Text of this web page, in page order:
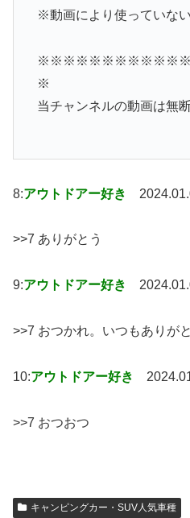
※動画により使っていな
※
当チャンネルの動画は無
8:アウトドアー好き
>>7 ありがとう
9:アウトドアー好き
>>7 おつかれ。いつもありがと
10:アウトドアー好き
>>7 おつおつ
キャンピングカー・SUV人気車種